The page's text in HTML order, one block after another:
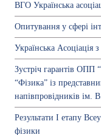
ВГО Українська
Опитування у сфері
Українська Асоціація
Зустріч гарантів
“Фізика” із
напівпровідників
Результати І етапу
фізики